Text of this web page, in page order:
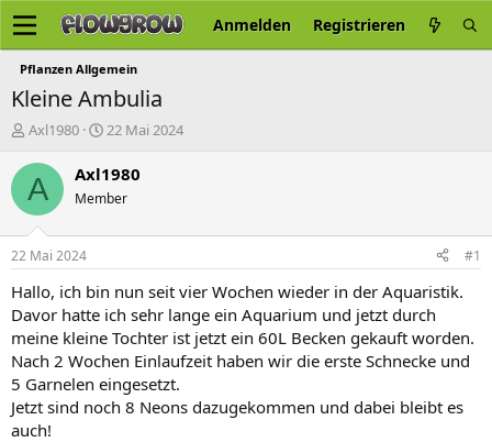
Anmelden Registrieren
Pflanzen Allgemein
Kleine Ambulia
E
s
t
e
r
Axl1980
E
s
t
e
t
a
m
22 Mai 2024
A Axl1980
Member
22 Mai 2024 #1
Hallo, ich bin nun seit vier Wochen wieder in der Aquaristik.
Davor hatte ich sehr lange ein Aquarium und jetzt durch
meine kleine Tochter ist jetzt ein 60L Becken gekauft worden.
Nach 2 Wochen Einlaufzeit haben wir die erste Schnecke und
5 Garnelen eingesetzt.
Jetzt sind noch 8 Neons dazugekommen und dabei bleibt es
auch!